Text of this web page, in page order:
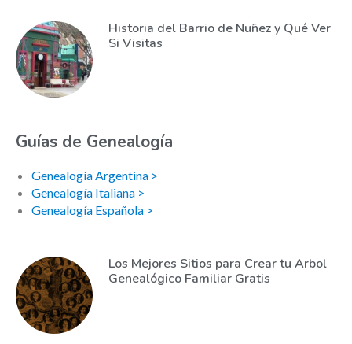
Historia del Barrio de Nuñez y Qué Ver
Si Visitas
Guías de Genealogía
Genealogía Argentina >
Genealogía Italiana >
Genealogía Española >
Los Mejores Sitios para Crear tu Arbol
Genealógico Familiar Gratis